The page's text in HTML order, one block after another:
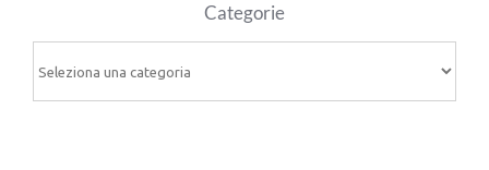
Categorie